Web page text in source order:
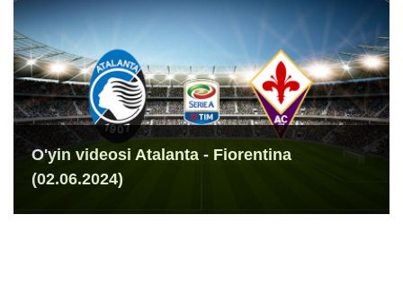
O'yin videosi Atalanta - Fiorentina
(02.06.2024)